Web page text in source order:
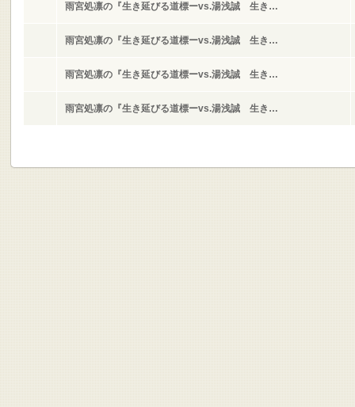
雨宮処凛の『生き延びる道標ーvs.湯浅誠 生き…
雨宮処凛の『生き延びる道標ーvs.湯浅誠 生き…
雨宮処凛の『生き延びる道標ーvs.湯浅誠 生き…
雨宮処凛の『生き延びる道標ーvs.湯浅誠 生き…